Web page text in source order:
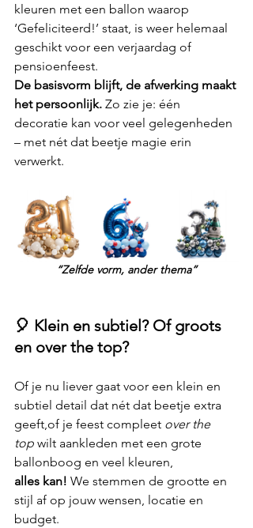
kleuren met een ballon waarop
‘Gefeliciteerd!’ staat, is weer helemaal
geschikt voor een verjaardag of
pensioenfeest.
De basisvorm blijft, de afwerking maakt
het persoonlijk. Zo zie je: één
decoratie kan voor veel gelegenheden
– met nét dat beetje magie erin
verwerkt.
“Zelfde vorm, ander thema”
🎈 Klein en subtiel? Of groots
en over the top?
Of je nu liever gaat voor een klein en
subtiel detail dat nét dat beetje extra
geeft,of je feest compleet over the
top wilt aankleden met een grote
ballonboog en veel kleuren,
alles kan! We stemmen de grootte en
stijl af op jouw wensen, locatie en
budget.